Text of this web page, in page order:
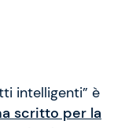
intelligenti” è
scritto per la